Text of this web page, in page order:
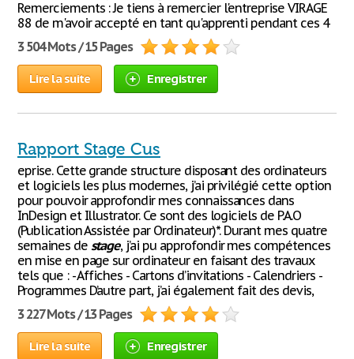
Remerciements : Je tiens à remercier l'entreprise VIRAGE
88 de m'avoir accepté en tant qu'apprenti pendant ces 4
3 504 Mots / 15 Pages
Lire la suite Enregistrer
Rapport Stage Cus
eprise. Cette grande structure disposant des ordinateurs
et logiciels les plus modernes, j’ai privilégié cette option
pour pouvoir approfondir mes connaissances dans
InDesign et Illustrator. Ce sont des logiciels de P.A.O
(Publication Assistée par Ordinateur)*. Durant mes quatre
semaines de stage, j’ai pu approfondir mes compétences
en mise en page sur ordinateur en faisant des travaux
tels que : - Affiches - Cartons d’invitations - Calendriers -
Programmes D’autre part, j’ai également fait des devis,
3 227 Mots / 13 Pages
Lire la suite Enregistrer